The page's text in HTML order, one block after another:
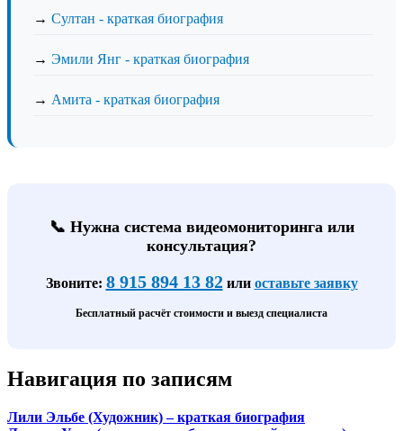
→ Султан - краткая биография
→ Эмили Янг - краткая биография
→ Амита - краткая биография
📞 Нужна система видеомониторинга или
консультация?
Звоните: 8 915 894 13 82или оставьте заявку
Бесплатный расчёт стоимости и выезд специалиста
Навигация по записям
Лили Эльбе (Художник) – краткая биография